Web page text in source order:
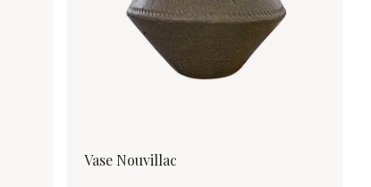
Vase Nouvillac